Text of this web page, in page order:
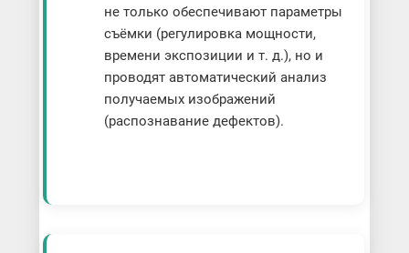
не только обеспечивают параметры
съёмки (регулировка мощности,
времени экспозиции и т. д.), но и
проводят автоматический анализ
получаемых изображений
(распознавание дефектов).